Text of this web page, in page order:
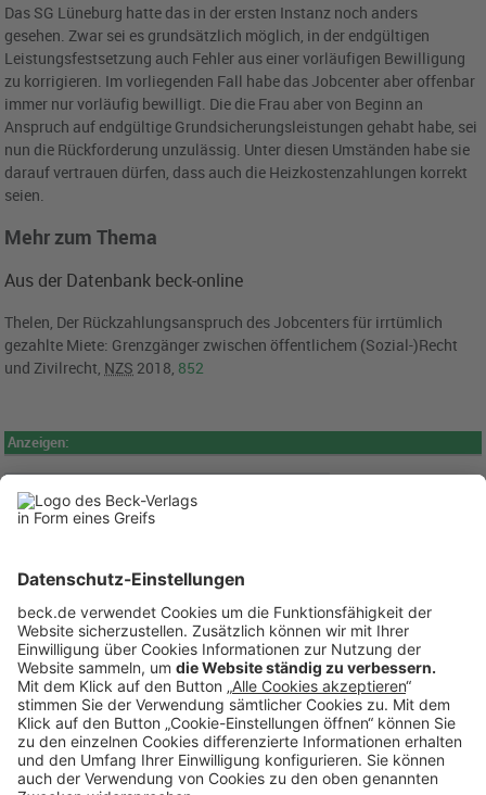
Das SG Lüneburg hatte das in der ersten Instanz noch anders
gesehen. Zwar sei es grundsätzlich möglich, in der endgültigen
Leistungsfestsetzung auch Fehler aus einer vorläufigen Bewilligung
zu korrigieren. Im vorliegenden Fall habe das Jobcenter aber offenbar
immer nur vorläufig bewilligt. Die die Frau aber von Beginn an
Anspruch auf endgültige Grundsicherungsleistungen gehabt habe, sei
nun die Rückforderung unzulässig. Unter diesen Umständen habe sie
darauf vertrauen dürfen, dass auch die Heizkostenzahlungen korrekt
seien.
Mehr zum Thema
Aus der Datenbank beck-online
Thelen, Der Rückzahlungsanspruch des Jobcenters für irrtümlich
gezahlte Miete: Grenzgänger zwischen öffentlichem (Sozial-)Recht
und Zivilrecht, NZS 2018, 852
Anzeigen: